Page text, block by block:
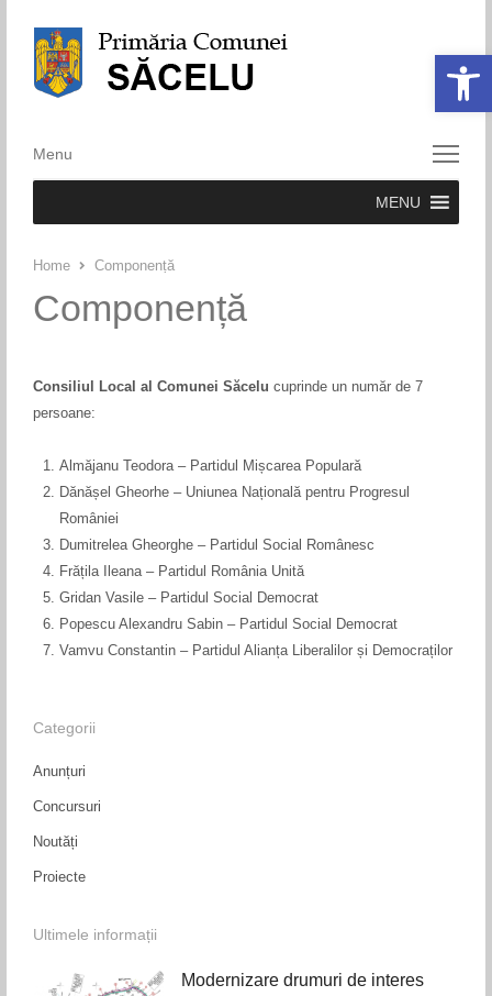
Deschide
Menu
Menu
MENU
Home Componență
Componență
Consiliul Local al Comunei Săcelu cuprinde un număr de 7
persoane:
Almăjanu Teodora – Partidul Mișcarea Populară
Dănășel Gheorhe – Uniunea Națională pentru Progresul
României
Dumitrelea Gheorghe – Partidul Social Românesc
Frățila Ileana – Partidul România Unită
Gridan Vasile – Partidul Social Democrat
Popescu Alexandru Sabin – Partidul Social Democrat
Vamvu Constantin – Partidul Alianța Liberalilor și Democraților
Categorii
Anunțuri
Concursuri
Noutăți
Proiecte
Ultimele informații
Modernizare drumuri de interes